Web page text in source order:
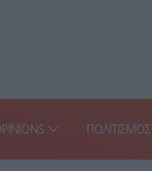
ΠΟΛΙΤΙΣΜΟΣ